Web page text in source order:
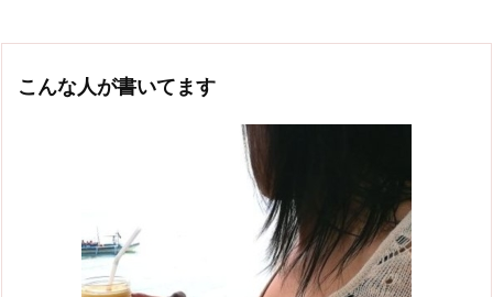
こんな人が書いてます